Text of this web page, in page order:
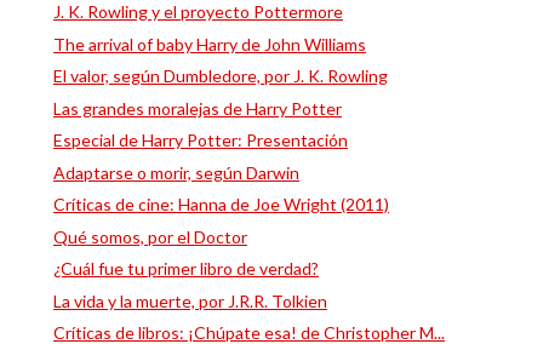
J. K. Rowling y el proyecto Pottermore
The arrival of baby Harry de John Williams
El valor, según Dumbledore, por J. K. Rowling
Las grandes moralejas de Harry Potter
Especial de Harry Potter: Presentación
Adaptarse o morir, según Darwin
Críticas de cine: Hanna de Joe Wright (2011)
Qué somos, por el Doctor
¿Cuál fue tu primer libro de verdad?
La vida y la muerte, por J.R.R. Tolkien
Críticas de libros: ¡Chúpate esa! de Christopher M...